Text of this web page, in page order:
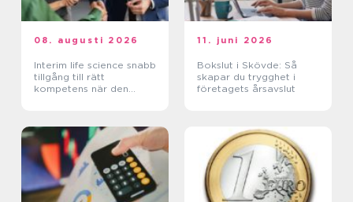
08. augusti 2026
Interim life science snabb
tillgång till rätt
kompetens när den
11. juni 2026
Bokslut i Skövde: Så
skapar du trygghet i
företagets årsavslut